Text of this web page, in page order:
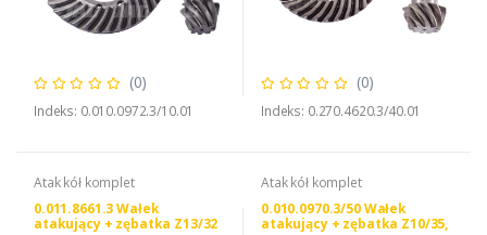
(0)
Indeks: 0.010.0972.3/10.01
(0)
Indeks: 0.270.4620.3/40.01
Atak kół komplet
0.011.8661.3 Wałek
atakujący + zębatka Z13/32
Atak kół komplet
0.010.0970.3/50 Wałek
atakujący + zębatka Z10/35,